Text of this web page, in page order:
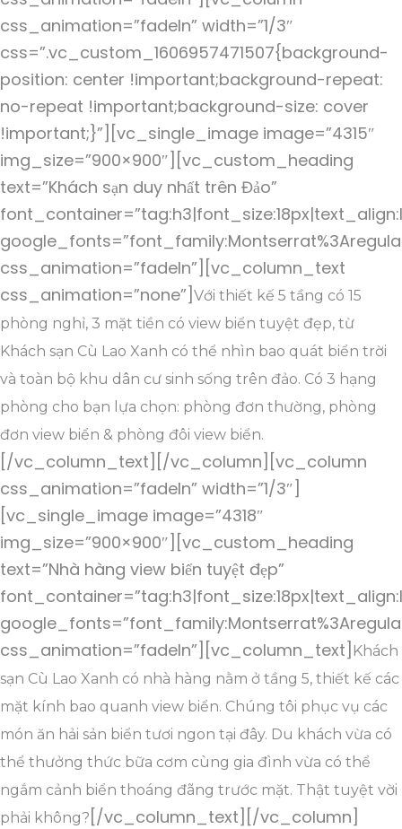
css_animation=”fadeIn” width=”1/3″
css=”.vc_custom_1606957471507{background-
position: center !important;background-repeat:
no-repeat !important;background-size: cover
!important;}”][vc_single_image image=”4315″
img_size=”900×900″][vc_custom_heading
text=”Khách sạn duy nhất trên Đảo”
css_animation=”fadeIn”][vc_column_text
css_animation=”none”] Với thiết kế 5 tầng có 15
phòng nghỉ, 3 mặt tiền có view biển tuyệt đẹp, từ
Khách sạn Cù Lao Xanh có thể nhìn bao quát biển trời
và toàn bộ khu dân cư sinh sống trên đảo. Có 3 hạng
phòng cho bạn lựa chọn: phòng đơn thường, phòng
đơn view biển & phòng đôi view biển.
[/vc_column_text][/vc_column][vc_column
css_animation=”fadeIn” width=”1/3″]
[vc_single_image image=”4318″
img_size=”900×900″][vc_custom_heading
text=”Nhà hàng view biển tuyệt đẹp”
css_animation=”fadeIn”][vc_column_text] Khách
sạn Cù Lao Xanh có nhà hàng nằm ở tầng 5, thiết kế các
mặt kính bao quanh view biển. Chúng tôi phục vụ các
món ăn hải sản biển tươi ngon tại đây. Du khách vừa có
thể thưởng thức bữa cơm cùng gia đình vừa có thể
ngắm cảnh biển thoáng đãng trước mặt. Thật tuyệt vời
phải không? [/vc_column_text][/vc_column]